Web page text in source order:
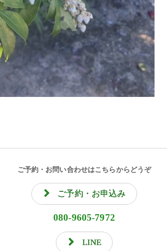
ご予約・お問い合わせはこちらからどうぞ
ご予約・お申込み
080-9605-7972
LINE